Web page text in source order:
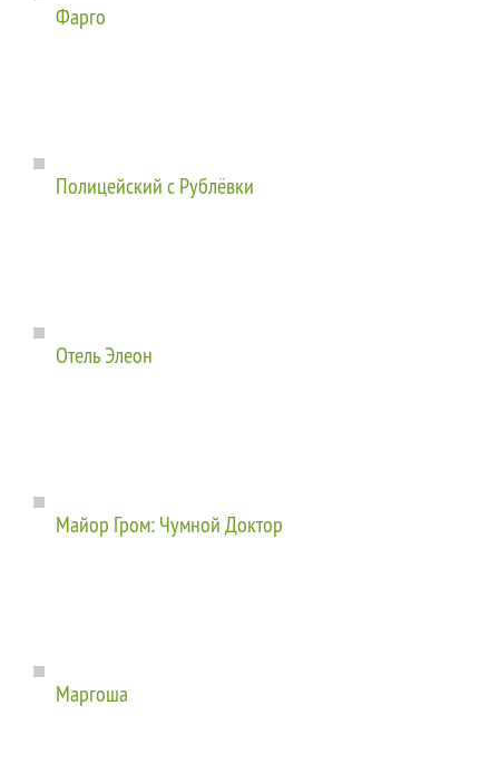
Фарго
Полицейский с Рублёвки
Отель Элеон
Майор Гром: Чумной Доктор
Маргоша